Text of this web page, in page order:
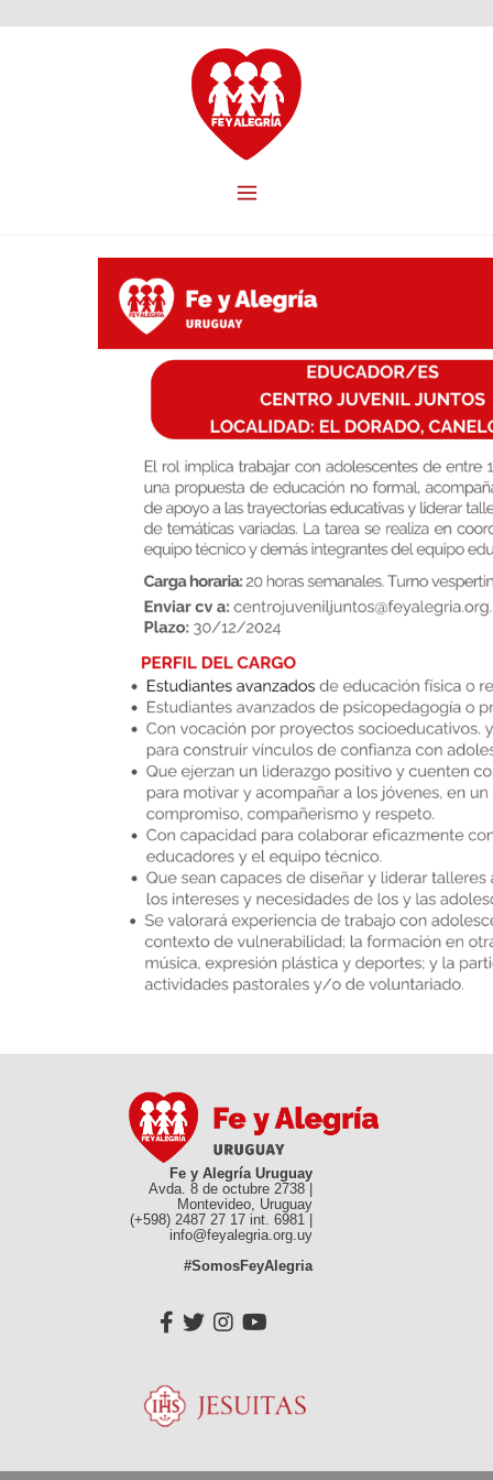
Fe y Alegría Uruguay
Avda. 8 de octubre 2738 |
Montevideo, Uruguay
(+598) 2487 27 17 int. 6981 |
info@feyalegria.org.uy
#SomosFeyAlegria